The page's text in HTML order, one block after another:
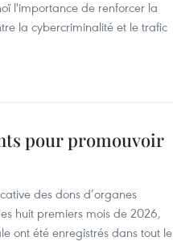
l'importance de renforcer la
la cybercriminalité et le trafic
pour promouvoir
des dons d’organes
huit premiers mois de 2026,
ont été enregistrés dans tout le